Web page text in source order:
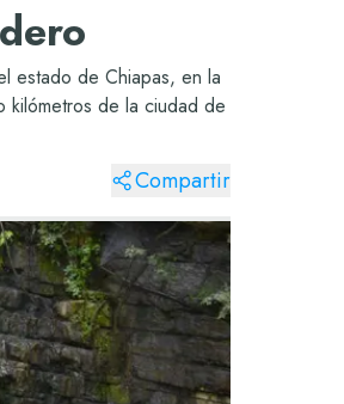
estado de Chiapas, en la
kilómetros de la ciudad de
Compartir